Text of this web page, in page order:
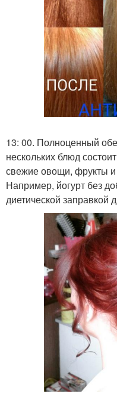
13: 00. Полноценный
нескольких блюд
свежие овощи, фрукты
Например, йогурт без
диетической заправкой